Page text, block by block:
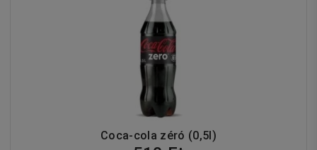
Coca-cola zéró (0,5l)